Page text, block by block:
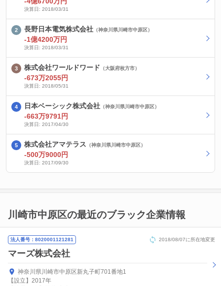
決算日: 2018/03/31
長野日本電気株式会社 （神奈川県川崎市中原区）
-1億4200万円
決算日: 2018/03/31
株式会社ワールドワード （大阪府枚方市）
-673万2055円
決算日: 2018/05/31
日本ベーシック株式会社 （神奈川県川崎市中原区）
-663万9791円
決算日: 2017/04/30
株式会社アマテラス （神奈川県川崎市中原区）
-500万9000円
決算日: 2017/09/30
川崎市中原区の最近のブラック企業情報
法人番号：8020001121281 2018/08/07に所在地変更
マーズ株式会社
神奈川県川崎市中原区新丸子町701番地1
【設立】2017年